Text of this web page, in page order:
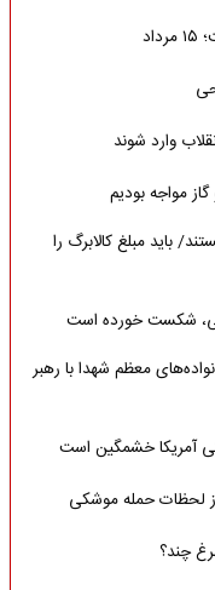
وارد شوند
مواجه بودیم
باید مبلغ کالابرگ را
شکست خورده است
معظم شهدا با رهبر
آمریکا خشمگین است
لحظات حمله موشکی
چند؟